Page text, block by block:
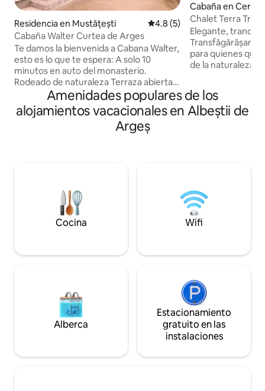
Residencia en Mustățești Calificación promedio: 4.8
4.8 (5)
Cabaña Walter Curtea de Arges
Te damos la bienvenida a Cabana Walter,
esto es lo que te espera: A solo 10
minutos en auto del monasterio.
Rodeado de naturaleza Terraza abierta
con instalaciones para barbacoa. Cocina
totalmente equipada. Calefacción
central con termostato Garaje: 2 lugares
+ estacionamiento al aire libre disponible
mientras sigues escondido en un barrio
tranquilo y relajante perfecto para
descansar y tener privacidad.
Cabaña en
Chalet Terra
Elegante,
Transfăgărășan
para quienes
de la naturaleza.
un ambiente
pueden disfrutar
hermosas vistas,
estanque de
Amenidades populares de los
alojamientos vacacionales en Albeștii de
Argeș
Cocina Wifi
Alberca
Estacionamiento
gratuito en las
instalaciones